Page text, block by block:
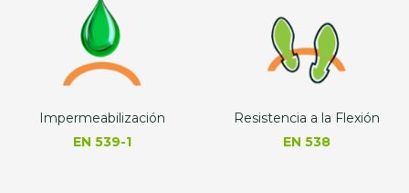
Impermeabilización
EN 539-1
Resistencia a la Flexión
EN 538